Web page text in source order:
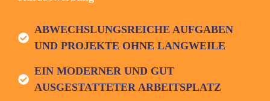
ABWECHSLUNGSREICHE AUFGABEN
UND PROJEKTE OHNE LANGWEILE
EIN MODERNER UND GUT
AUSGESTATTETER ARBEITSPLATZ